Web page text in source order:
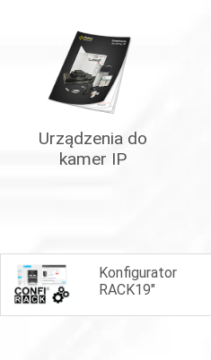
Urządzenia do
kamer IP
Konfigurator
RACK19"